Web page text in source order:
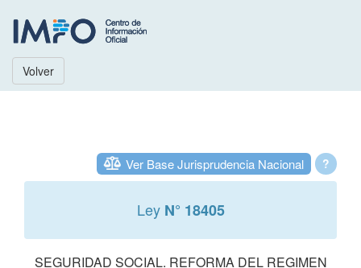
Volver
?
Ver Base Jurisprudencia Nacional
Ley N° 18405
SEGURIDAD SOCIAL. REFORMA DEL REGIMEN